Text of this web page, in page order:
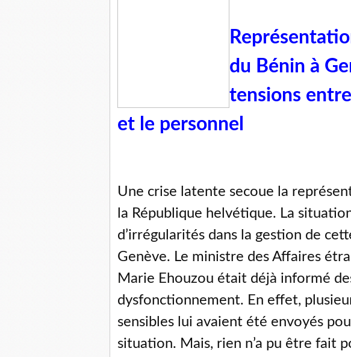
du Bénin à
tensions
et le personnel
Une crise latente secoue la
la République helvétique. La
d’irrégularités dans la gestion de
Genève. Le ministre des Affaires
Marie Ehouzou était déjà informé
dysfonctionnement. En effet,
sensibles lui avaient été envoyés
situation. Mais, rien n’a pu être fait